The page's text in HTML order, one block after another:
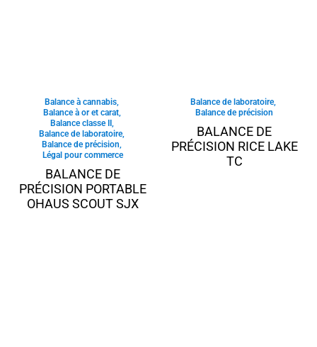
Balance à cannabis
Balance à or et carat,
Balance classe II,
Balance de laboratoire,
Balance de précision
Légal pour commerce
BALANCE DE
PRÉCISION PORTABLE
OHAUS SCOUT SJX
Balance de laboratoire,
Balance de précision
BALANCE DE
PRÉCISION RICE LAKE
TC